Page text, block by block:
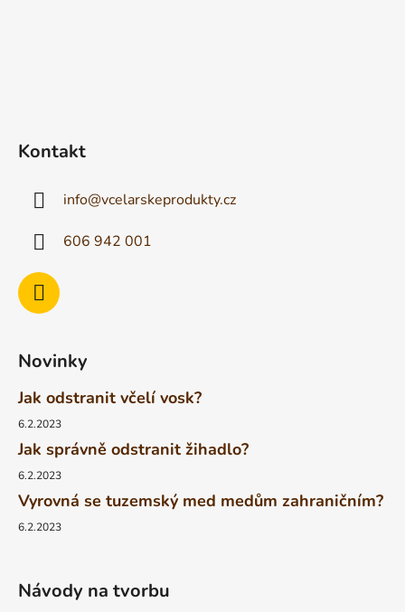
Kontakt
info@vcelarskeprodukty.cz
606 942 001
Novinky
Jak odstranit včelí vosk?
6.2.2023
Jak správně odstranit žihadlo?
6.2.2023
Vyrovná se tuzemský med medům zahraničním?
6.2.2023
Návody na tvorbu